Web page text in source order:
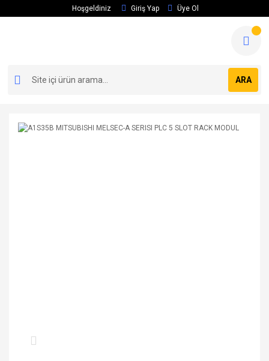
Hoşgeldiniz Giriş Yap Üye Ol
ARA